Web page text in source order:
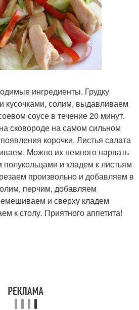
ингредиенты. Грудку
кусочками, солим, выдавливаем
соусе в течение 20 минут.
сковороде на самом сильном
корочки. Листья салата
Можно их немного нарвать
и кладем к листьям
произвольно и добавляем в
перчим, добавляем
и сверху кладем
к столу. Приятного аппетита!